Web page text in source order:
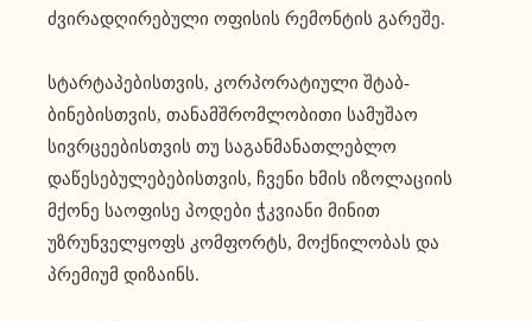
ძვირადღირებული ოფისის რემონტის გარეშე.
სტარტაპებისთვის, კორპორატიული შტაბ-
ბინებისთვის, თანამშრომლობითი სამუშაო
სივრცეებისთვის თუ საგანმანათლებლო
დაწესებულებებისთვის, ჩვენი ხმის იზოლაციის
მქონე საოფისე პოდები ჭკვიანი მინით
უზრუნველყოფს კომფორტს, მოქნილობას და
პრემიუმ დიზაინს.